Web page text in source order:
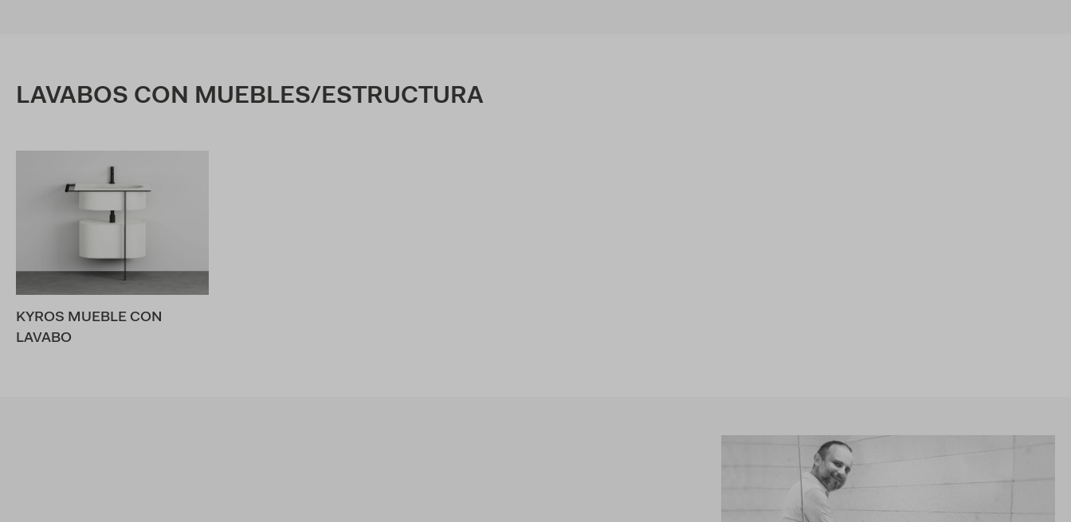
LAVABOS CON MUEBLES/ESTRUCTURA
KYROS MUEBLE CON
LAVABO